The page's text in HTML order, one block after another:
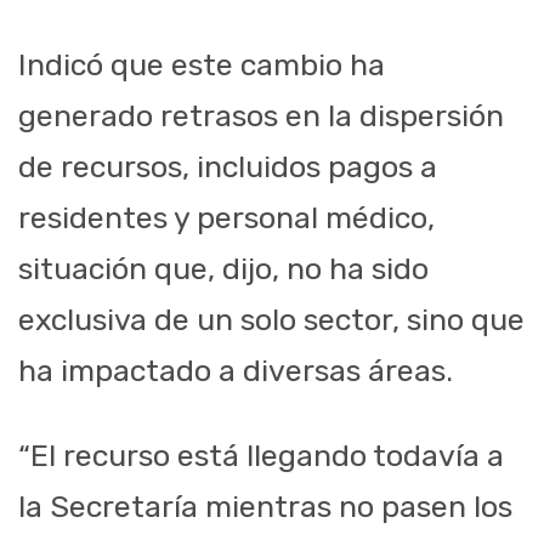
Indicó que este cambio ha
generado retrasos en la dispersión
de recursos, incluidos pagos a
residentes y personal médico,
situación que, dijo, no ha sido
exclusiva de un solo sector, sino que
ha impactado a diversas áreas.
“El recurso está llegando todavía a
la Secretaría mientras no pasen los